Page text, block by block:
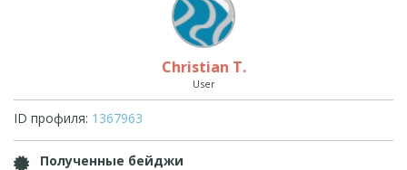
Christian T.
User
ID профиля: 1367963
Полученные бейджи